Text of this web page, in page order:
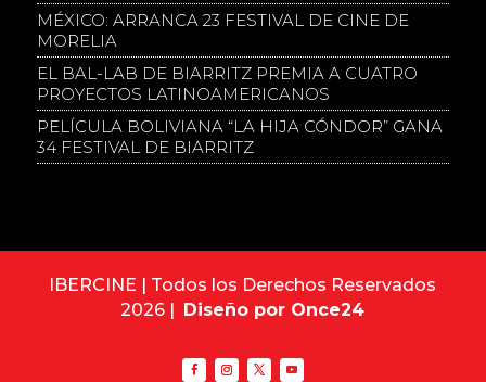
MÉXICO: ARRANCA 23 FESTIVAL DE CINE DE
MORELIA
EL BAL-LAB DE BIARRITZ PREMIA A CUATRO
PROYECTOS LATINOAMERICANOS
PELÍCULA BOLIVIANA “LA HIJA CÓNDOR” GANA
34 FESTIVAL DE BIARRITZ
IBERCINE | Todos los Derechos Reservados
2026 | Diseño por Once24